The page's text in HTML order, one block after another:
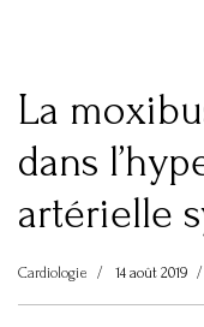
La
dans
artérielle
Cardiologie 14 août 2019